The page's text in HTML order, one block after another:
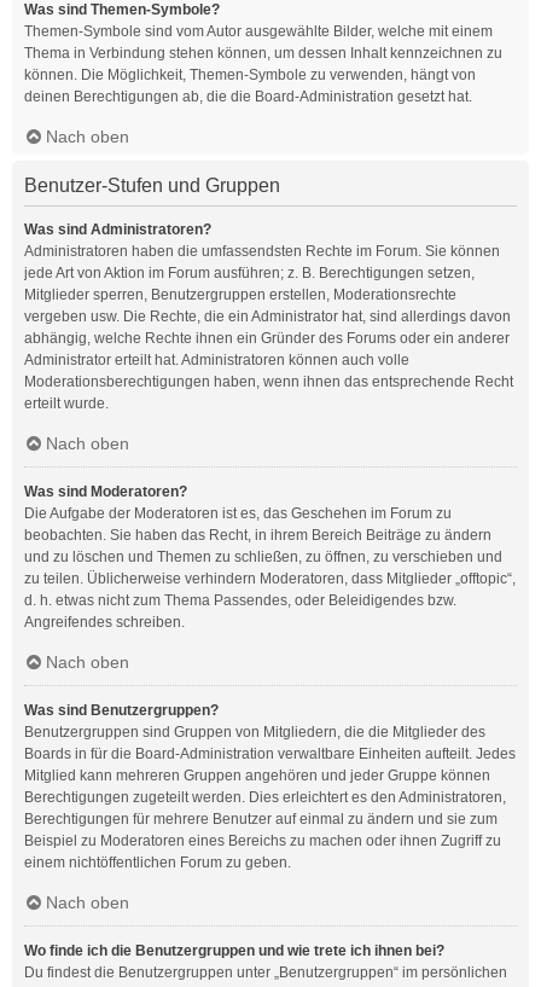
Was sind Themen-Symbole?
Themen-Symbole sind vom Autor ausgewählte Bilder, welche mit einem
Thema in Verbindung stehen können, um dessen Inhalt kennzeichnen zu
können. Die Möglichkeit, Themen-Symbole zu verwenden, hängt von
deinen Berechtigungen ab, die die Board-Administration gesetzt hat.
Nach oben
Benutzer-Stufen und Gruppen
Was sind Administratoren?
Administratoren haben die umfassendsten Rechte im Forum. Sie können
jede Art von Aktion im Forum ausführen; z. B. Berechtigungen setzen,
Mitglieder sperren, Benutzergruppen erstellen, Moderationsrechte
vergeben usw. Die Rechte, die ein Administrator hat, sind allerdings davon
abhängig, welche Rechte ihnen ein Gründer des Forums oder ein anderer
Administrator erteilt hat. Administratoren können auch volle
Moderationsberechtigungen haben, wenn ihnen das entsprechende Recht
erteilt wurde.
Nach oben
Was sind Moderatoren?
Die Aufgabe der Moderatoren ist es, das Geschehen im Forum zu
beobachten. Sie haben das Recht, in ihrem Bereich Beiträge zu ändern
und zu löschen und Themen zu schließen, zu öffnen, zu verschieben und
zu teilen. Üblicherweise verhindern Moderatoren, dass Mitglieder „offtopic“,
d. h. etwas nicht zum Thema Passendes, oder Beleidigendes bzw.
Angreifendes schreiben.
Nach oben
Was sind Benutzergruppen?
Benutzergruppen sind Gruppen von Mitgliedern, die die Mitglieder des
Boards in für die Board-Administration verwaltbare Einheiten aufteilt. Jedes
Mitglied kann mehreren Gruppen angehören und jeder Gruppe können
Berechtigungen zugeteilt werden. Dies erleichtert es den Administratoren,
Berechtigungen für mehrere Benutzer auf einmal zu ändern und sie zum
Beispiel zu Moderatoren eines Bereichs zu machen oder ihnen Zugriff zu
einem nichtöffentlichen Forum zu geben.
Nach oben
Wo finde ich die Benutzergruppen und wie trete ich ihnen bei?
Du findest die Benutzergruppen unter „Benutzergruppen“ im persönlichen